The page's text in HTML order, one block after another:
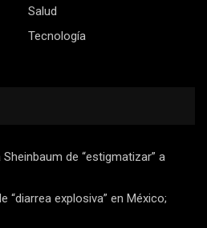
Salud
Tecnología
de “estigmatizar” a
“diarrea explosiva” en México;